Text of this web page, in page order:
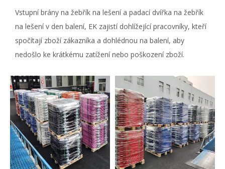
Vstupní brány na žebřík na lešení a padací dvířka na žebřík
na lešení v den balení, EK zajistí dohlížející pracovníky, kteří
spočítají zboží zákazníka a dohlédnou na balení, aby
nedošlo ke krátkému zatížení nebo poškození zboží.